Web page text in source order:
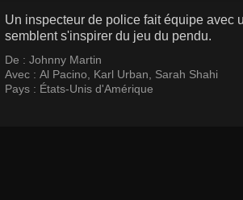
Un inspecteur de police fait équipe avec
semblent s'inspirer du jeu du pendu.
De : Johnny Martin
Avec : Al Pacino Karl Urban
Sarah Shahi
Pays : États-Unis d'Amérique